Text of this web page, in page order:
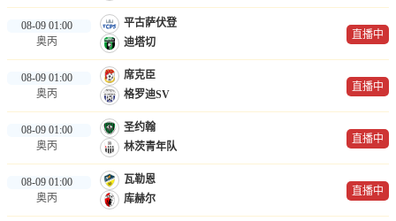
08-09 01:00
奥丙
平古萨伏登
迪塔切
直播中
08-09 01:00
奥丙
席克臣
格罗迪SV
直播中
08-09 01:00
奥丙
圣约翰
林茨青年队
直播中
08-09 01:00
奥丙
瓦勒恩
库赫尔
直播中